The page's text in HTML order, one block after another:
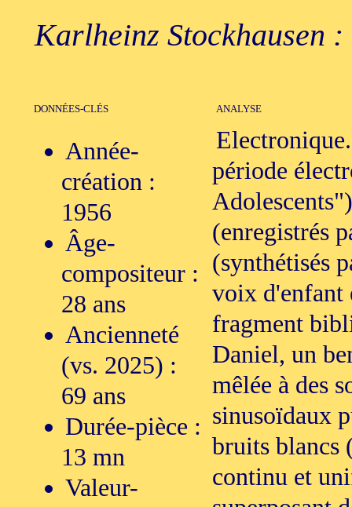
Karlheinz Stockhausen
DONNÉES-CLÉS ANALYSE
Année-
création :
1956
Âge-
compositeur :
28 ans
Ancienneté
(vs. 2025) :
69 ans
Durée-pièce :
13 mn
Valeur-
période
(enregistrés
(synthétisés
voix d'enfant
fragment
Daniel, un
mêlée à des
sinusoïdaux
bruits blancs
continu et